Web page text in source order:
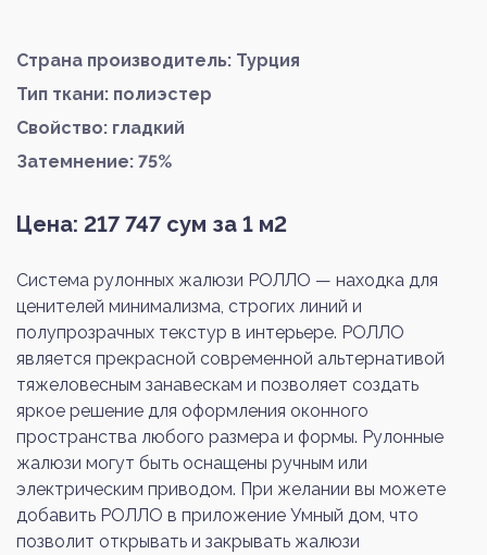
Страна производитель: Турция
Тип ткани: полиэстер
Свойство: гладкий
Затемнение: 75%
Цена: 217 747 сум за 1 м2
Система рулонных жалюзи РОЛЛО — находка для
ценителей минимализма, строгих линий и
полупрозрачных текстур в интерьере. РОЛЛО
является прекрасной современной альтернативой
тяжеловесным занавескам и позволяет создать
яркое решение для оформления оконного
пространства любого размера и формы. Рулонные
жалюзи могут быть оснащены ручным или
электрическим приводом. При желании вы можете
добавить РОЛЛО в приложение Умный дом, что
позволит открывать и закрывать жалюзи